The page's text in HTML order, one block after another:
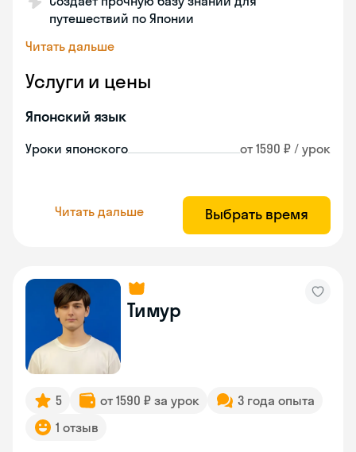
путешествий по Японии
Читать дальше
Услуги и цены
Японский язык
Уроки японского от 1590 ₽ / урок
Читать дальше Выбрать время
Тимур
5 от 1590 ₽ за урок
3 года опыта
1 отзыв